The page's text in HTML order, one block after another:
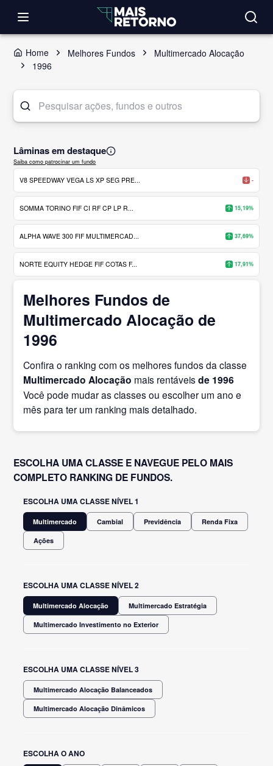
Home Melhores Fundos
Multimercado Alocação
1996
Lâminas em destaque
Saiba como patrocinar um fundo
V8 SPEEDWAY VEGA LS XP SEG PRE... -
SOMMA TORINO FIF CI RF CP LP R... 15,19%
ALPHA WAVE 300 FIF MULTIMERCAD... 37,69%
NORTE EQUITY HEDGE FIF COTAS F... 17,91%
Melhores Fundos de
Multimercado Alocação de
1996
Confira o ranking com os melhores fundos da classe
Multimercado Alocação mais rentáveisde 1996
Você pode mudar as classes ou escolher um ano e
mês para ter um ranking mais detalhado.
ESCOLHA UMA CLASSE E NAVEGUE PELO MAIS
COMPLETO RANKING DE FUNDOS.
ESCOLHA UMA CLASSE NÍVEL 1
Multimercado Cambial Previdência Renda Fixa
Ações
ESCOLHA UMA CLASSE NÍVEL 2
Multimercado Alocação Multimercado Estratégia
Multimercado Investimento no Exterior
ESCOLHA UMA CLASSE NÍVEL 3
Multimercado Alocação Balanceados
Multimercado Alocação Dinâmicos
ESCOLHA O ANO